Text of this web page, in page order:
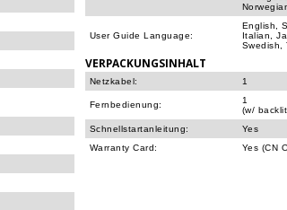
User Guide Language:
English,
Italian,
Swedish,
VERPACKUNGSINHALT
Netzkabel: 1
Fernbedienung:
1
(w/
Schnellstartanleitung:
Yes
Warranty Card:
Yes (CN